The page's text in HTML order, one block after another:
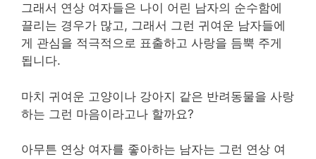
그래서 연상 여자들은 나이 어린 남자의 순수함에
끌리는 경우가 많고, 그래서 그런 귀여운 남자들에
게 관심을 적극적으로 표출하고 사랑을 듬뿍 주게
됩니다.
마치 귀여운 고양이나 강아지 같은 반려동물을 사랑
하는 그런 마음이라고나 할까요?
아무튼 연상 여자를 좋아하는 남자는 그런 연상 여